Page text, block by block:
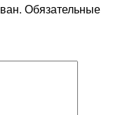
Обязательные